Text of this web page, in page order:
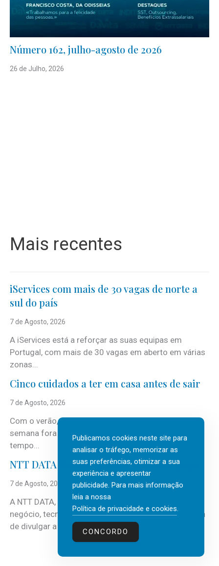
Número 162, julho-agosto de 2026
26 de Julho, 2026
Mais recentes
iServices com mais de 30 vagas de norte a
sul do país
7 de Agosto, 2026
A iServices está a reforçar as suas equipas em
Portugal, com mais de 30 vagas em aberto em várias
zonas...
Cinco cuidados a ter em casa antes de sair
7 de Agosto, 2026
Com o verão, chegam também as férias, os fins-de-
semana fora e os dias em que a casa fica mais
tempo...
NTT DATA Insurtech Global Outlook 2026
7 de Agosto, 2026
A NTT DATA, consultora global em serviços de
negócio, tecnologia e inteligência artificial (IA), acaba
de divulgar a mais recente...
Publicamos cookies neste site para
analisar o tráfego, memorizar as
suas preferências, otimizar a sua
experiência e apresentar
publicidade. Para mais informação
leia a nossa
Política de privacidade e cookies.
CONCORDO